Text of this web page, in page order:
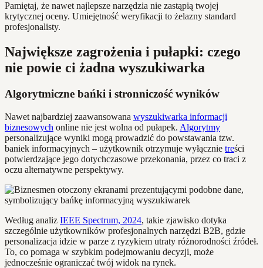
Pamiętaj, że nawet najlepsze narzędzia nie zastąpią twojej
krytycznej oceny. Umiejętność weryfikacji to żelazny standard
profesjonalisty.
Największe zagrożenia i pułapki: czego
nie powie ci żadna wyszukiwarka
Algorytmiczne bańki i stronniczość wyników
Nawet najbardziej zaawansowana wyszukiwarka informacji
biznesowych online nie jest wolna od pułapek. Algorytmy
personalizujące wyniki mogą prowadzić do powstawania tzw.
baniek informacyjnych – użytkownik otrzymuje wyłącznie treści
potwierdzające jego dotychczasowe przekonania, przez co traci z
oczu alternatywne perspektywy.
Według analiz IEEE Spectrum, 2024, takie zjawisko dotyka
szczególnie użytkowników profesjonalnych narzędzi B2B, gdzie
personalizacja idzie w parze z ryzykiem utraty różnorodności źródeł.
To, co pomaga w szybkim podejmowaniu decyzji, może
jednocześnie ograniczać twój widok na rynek.